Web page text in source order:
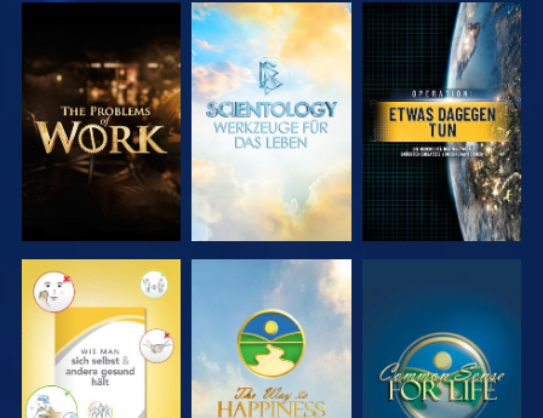
SERIE
ENTDECKEN
SERIE
ENTDECKEN
ANSEHEN
ANSEHEN ANSEHEN ANSEHEN